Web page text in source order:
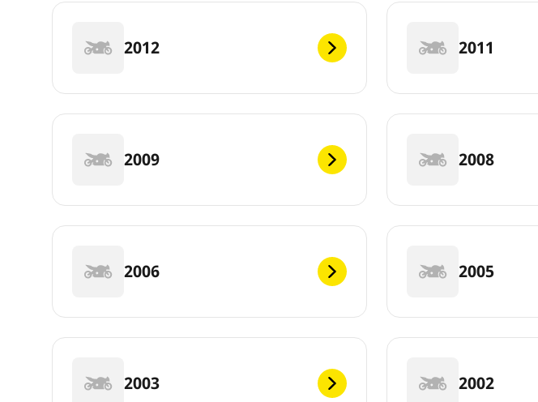
2012 2011
2009 2008
2006 2005
2003 2002